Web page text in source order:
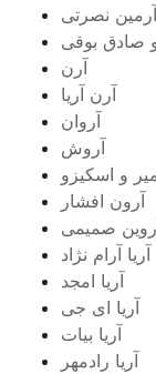
آرمین نصرتی
صادق بوقی
آرن
آرن آریا
آروان
آروش
و اسکیزو
آرون افشار
صمیمی
آریا آرام نژاد
آریا امجد
آریا ای جی
آریا بیات
آریا رادمهر